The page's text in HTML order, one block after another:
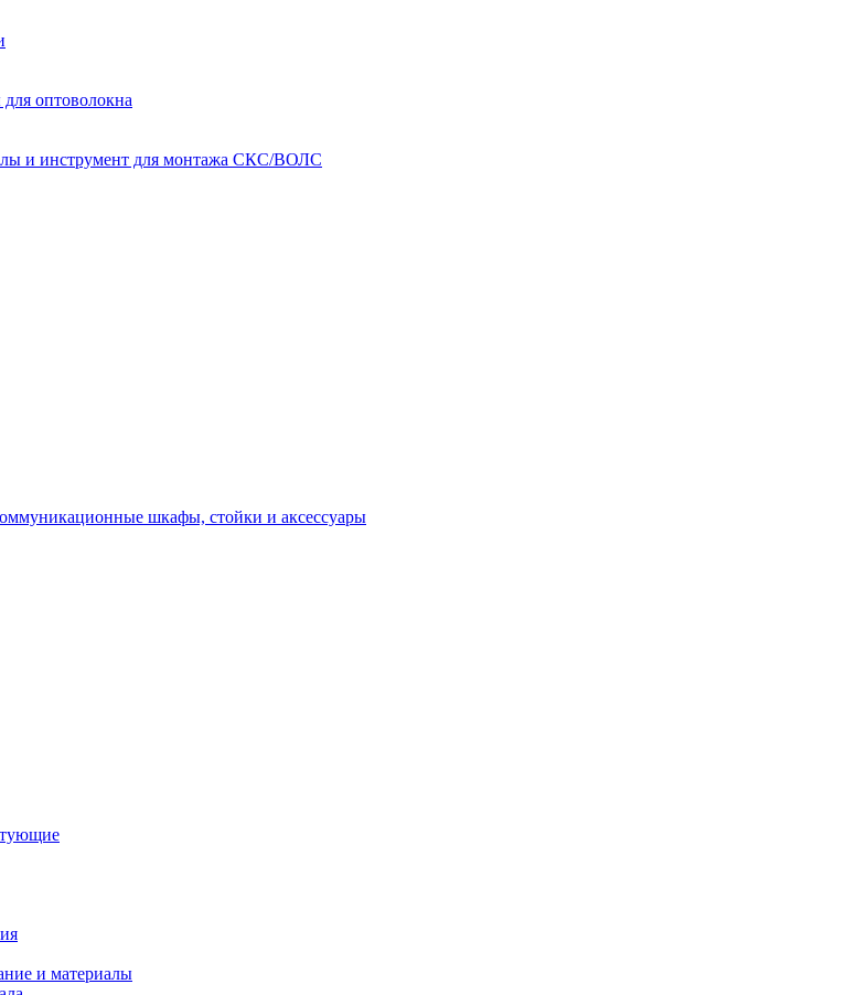
оптоволокна
и инструмент для монтажа СКС/ВОЛС
шкафы, стойки и аксессуары
и материалы